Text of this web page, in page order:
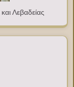
Λεβαδείας